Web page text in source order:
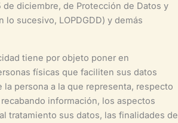
de diciembre, de Protección de Datos y
lo sucesivo, LOPDGDD) y demás
tiene por objeto poner en
físicas que faciliten sus datos
la persona a la que representa, respecto
información, los aspectos
tratamiento sus datos, las finalidades de